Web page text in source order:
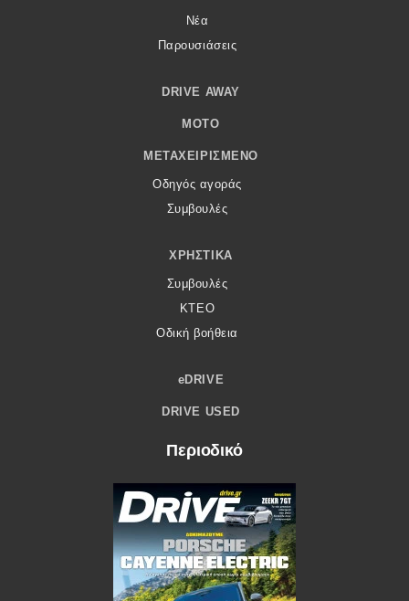
Νέα
Παρουσιάσεις
DRIVE AWAY
MOTO
ΜΕΤΑΧΕΙΡΙΣΜΈΝΟ
Οδηγός αγοράς
Συμβουλές
ΧΡΗΣΤΙΚΆ
Συμβουλές
ΚΤΕΟ
Οδική βοήθεια
eDRIVE
DRIVE USED
Περιοδικό